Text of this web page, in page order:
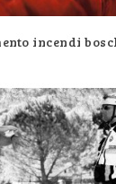
incendi